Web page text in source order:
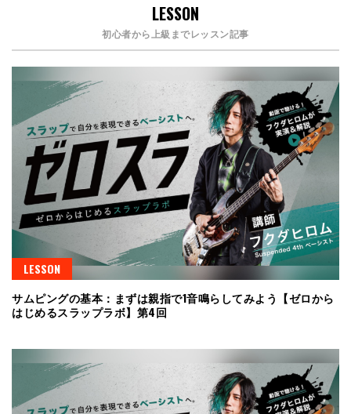
LESSON
初心者から上級までレッスン記事
LESSON
サムピングの基本：まずは親指で1音鳴らしてみよう【ゼロから
はじめるスラップラボ】第4回